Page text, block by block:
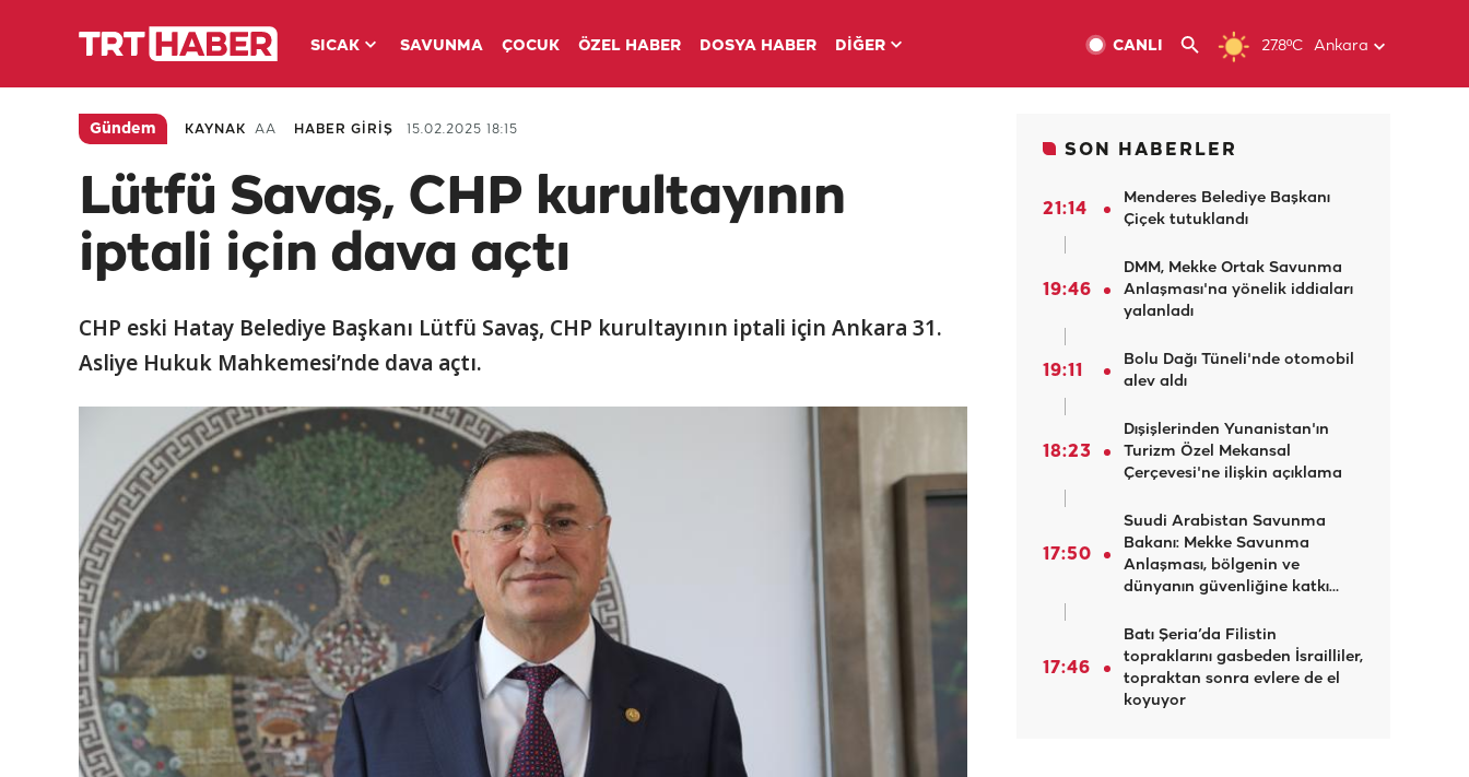
SICAK SAVUNMA ÇOCUK ÖZEL HABER DOSYA HABER DİĞER 27.8ºC Ankara
CANLI
Gündem KAYNAK AA HABER GİRİŞ 15.02.2025 18:15
Lütfü Savaş, CHP kurultayının
iptali için dava açtı
CHP eski Hatay Belediye Başkanı Lütfü Savaş, CHP kurultayının iptali için Ankara 31.
Asliye Hukuk Mahkemesi’nde dava açtı.
SON HABERLER
21:14
Menderes Belediye Başkanı
Çiçek tutuklandı
19:46
DMM, Mekke Ortak Savunma
Anlaşması'na yönelik iddiaları
yalanladı
19:11
Bolu Dağı Tüneli'nde otomobil
alev aldı
18:23
Dışişlerinden Yunanistan'ın
Turizm Özel Mekansal
Çerçevesi'ne ilişkin açıklama
17:50
Suudi Arabistan Savunma
Bakanı: Mekke Savunma
Anlaşması, bölgenin ve
dünyanın güvenliğine katkı
17:46
Batı Şeria’da Filistin
topraklarını gasbeden İsrailliler,
topraktan sonra evlere de el
koyuyor